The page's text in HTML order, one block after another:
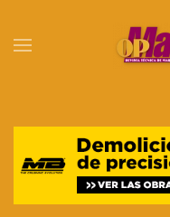
Skip to main content